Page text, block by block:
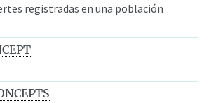
registradas en una población